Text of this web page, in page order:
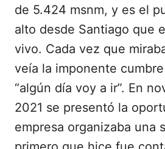
de 5.424 msnm, y es el
alto desde Santiago que
vivo. Cada vez que
veía la imponente
“algún día voy a ir”. En
2021 se presentó la
empresa organizaba una